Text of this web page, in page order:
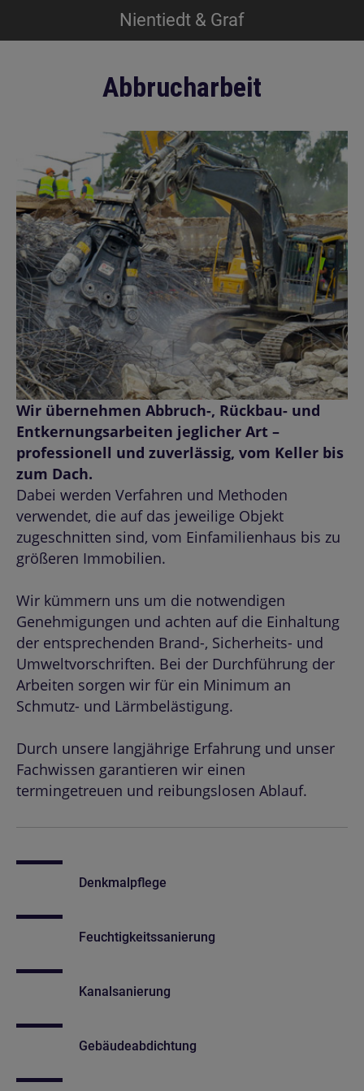
Nientiedt & Graf
Abbrucharbeit
Wir übernehmen Abbruch-, Rückbau- und
Entkernungsarbeiten jeglicher Art –
professionell und zuverlässig, vom Keller bis
zum Dach.
Dabei werden Verfahren und Methoden
verwendet, die auf das jeweilige Objekt
zugeschnitten sind, vom Einfamilienhaus bis zu
größeren Immobilien.
Wir kümmern uns um die notwendigen
Genehmigungen und achten auf die Einhaltung
der entsprechenden Brand-, Sicherheits- und
Umweltvorschriften. Bei der Durchführung der
Arbeiten sorgen wir für ein Minimum an
Schmutz- und Lärmbelästigung.
Durch unsere langjährige Erfahrung und unser
Fachwissen garantieren wir einen
termingetreuen und reibungslosen Ablauf.
Denkmalpflege
Feuchtigkeitssanierung
Kanalsanierung
Gebäudeabdichtung